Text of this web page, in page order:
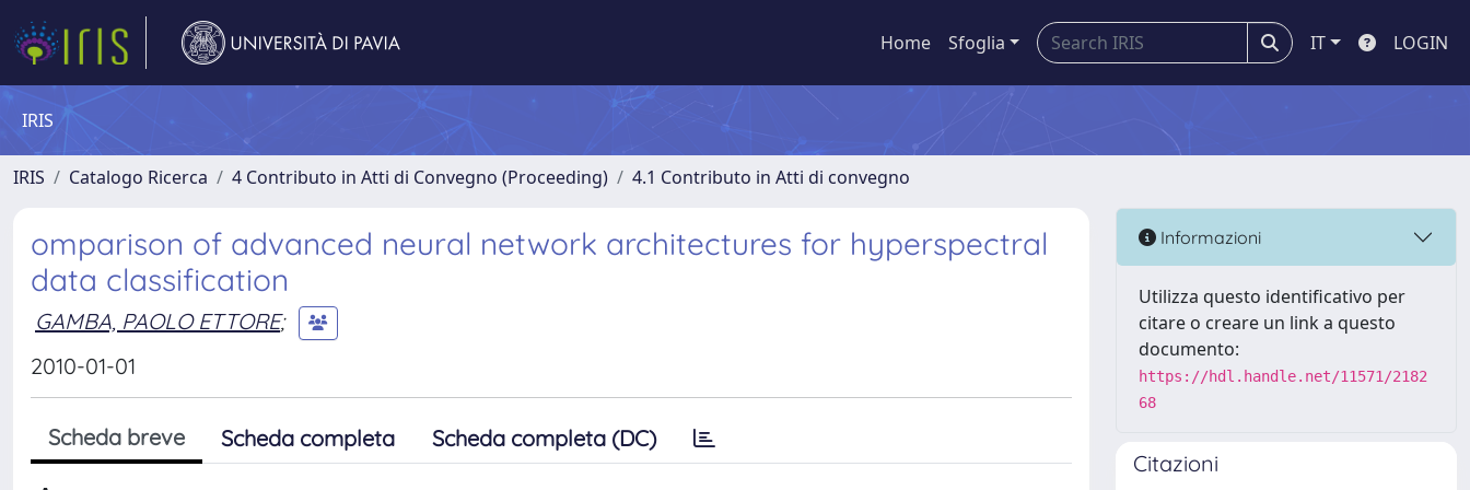
Home Sfoglia IT LOGIN
IRIS
IRIS Catalogo Ricerca 4 Contributo in Atti di Convegno (Proceeding) 4.1 Contributo in Atti di convegno
omparison of advanced neural network architectures for hyperspectral
data classification
GAMBA, PAOLO ETTORE;
2010-01-01
Scheda breve Scheda completa Scheda completa (DC)
Informazioni
Utilizza questo identificativo per
citare o creare un link a questo
documento:
https://hdl.handle.net/11571/2182
68
Citazioni